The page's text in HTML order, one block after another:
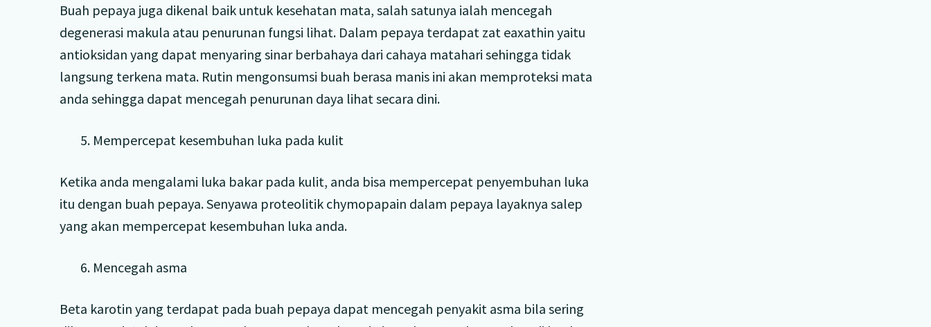
Buah pepaya juga dikenal baik untuk kesehatan mata, salah satunya ialah mencegah
degenerasi makula atau penurunan fungsi lihat. Dalam pepaya terdapat zat eaxathin yaitu
antioksidan yang dapat menyaring sinar berbahaya dari cahaya matahari sehingga tidak
langsung terkena mata. Rutin mengonsumsi buah berasa manis ini akan memproteksi mata
anda sehingga dapat mencegah penurunan daya lihat secara dini.
5. Mempercepat kesembuhan luka pada kulit
Ketika anda mengalami luka bakar pada kulit, anda bisa mempercepat penyembuhan luka
itu dengan buah pepaya. Senyawa proteolitik chymopapain dalam pepaya layaknya salep
yang akan mempercepat kesembuhan luka anda.
6. Mencegah asma
Beta karotin yang terdapat pada buah pepaya dapat mencegah penyakit asma bila sering